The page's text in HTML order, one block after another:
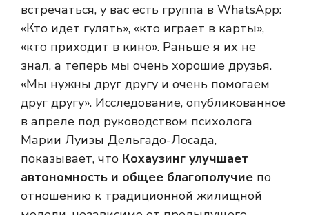
встречаться, у вас есть группа в WhatsApp:
«Кто идет гулять», «кто играет в карты»,
«кто приходит в кино». Раньше я их не
знал, а теперь мы очень хорошие друзья.
«Мы нужны друг другу и очень помогаем
друг другу». Исследование, опубликованное
в апреле под руководством психолога
Марии Луизы Дельгадо-Лосада,
показывает, что Кохаузинг улучшает
автономность и общее благополучие по
отношению к традиционной жилищной